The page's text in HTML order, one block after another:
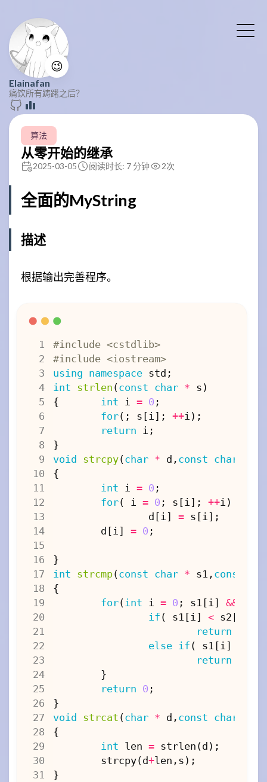
😉
Elainafan
痛饮所有踌躇之后？
算法
从零开始的继承
2025-03-05 阅读时长: 7 分钟 2次
全面的MyString
描述
根据输出完善程序。
4
14
24
#include <cstdlib>
#include <iostream>
using namespace std ;
int strlen (const char * s )
{
int i = 0 ;
for(; s [ i ]; ++i );
return
i ;
}
void strcpy(char * d , const char
{
int
i = 0 ;
for( i = 0 ; s [ i ]; ++i )
d [ i ] = s [ i ];
d [ i ] = 0 ;
}
int strcmp(const char * s1 , const
{
for( int i = 0 ; s1 [ i ] &&
if ( s1 [ i ] < s2 [
return
else
if ( s1 [ i ]
return
}
return 0 ;
}
void strcat (char * d , const char
{
int len = strlen (d );
strcpy(d+len , s );
}